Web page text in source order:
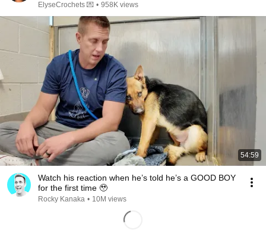
ElyseCrochets 💌 • 958K views
54:59
Watch his reaction when he’s told he’s a GOOD BOY
for the first time 🥹
Rocky Kanaka • 10M views